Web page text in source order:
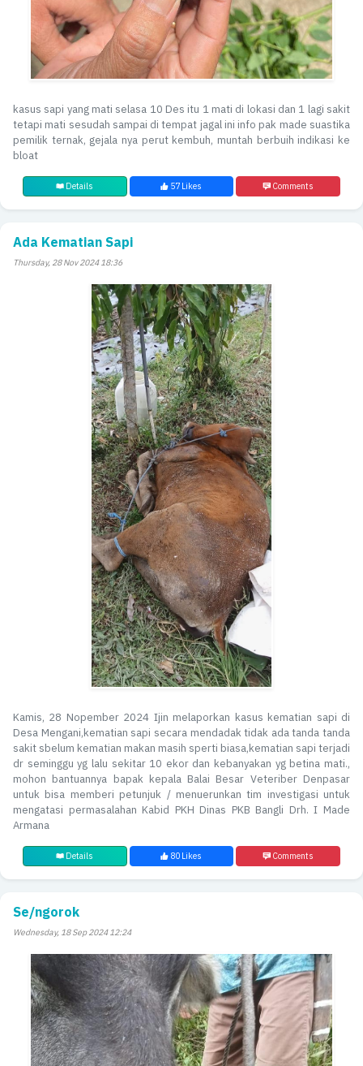
kasus sapi yang mati selasa 10 Des itu 1 mati di lokasi dan 1 lagi sakit
tetapi mati sesudah sampai di tempat jagal ini info pak made suastika
pemilik ternak, gejala nya perut kembuh, muntah berbuih indikasi ke
bloat
Details 57 Likes Comments
Ada Kematian Sapi
Thursday, 28 Nov 2024 18:36
Kamis, 28 Nopember 2024 Ijin melaporkan kasus kematian sapi di
Desa Mengani,kematian sapi secara mendadak tidak ada tanda tanda
sakit sbelum kematian makan masih sperti biasa,kematian sapi terjadi
dr seminggu yg lalu sekitar 10 ekor dan kebanyakan yg betina mati.,
mohon bantuannya bapak kepala Balai Besar Veteriber Denpasar
untuk bisa memberi petunjuk / menuerunkan tim investigasi untuk
mengatasi permasalahan Kabid PKH Dinas PKB Bangli Drh. I Made
Armana
Details 80 Likes Comments
Se/ngorok
Wednesday, 18 Sep 2024 12:24